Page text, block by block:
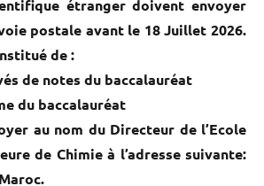
étranger doivent envoyer
postale avant le 18 Juillet 2026.
de :
de notes du baccalauréat
du baccalauréat
au nom du Directeur de l’Ecole
de Chimie à l’adresse suivante: